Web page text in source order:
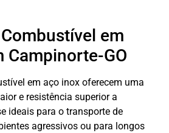
em
Campinorte-GO
em aço inox oferecem uma
e resistência superior a
ideais para o transporte de
agressivos ou para longos